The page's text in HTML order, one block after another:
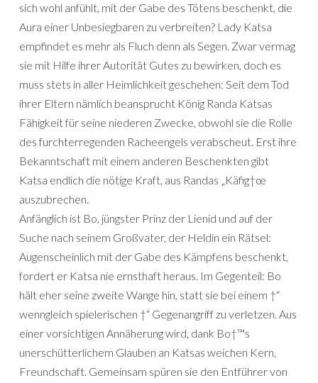
sich wohl anfühlt, mit der Gabe des Tötens beschenkt, die
Aura einer Unbesiegbaren zu verbreiten? Lady Katsa
empfindet es mehr als Fluch denn als Segen. Zwar vermag
sie mit Hilfe ihrer Autorität Gutes zu bewirken, doch es
muss stets in aller Heimlichkeit geschehen: Seit dem Tod
ihrer Eltern nämlich beansprucht König Randa Katsas
Fähigkeit für seine niederen Zwecke, obwohl sie die Rolle
des furchterregenden Racheengels verabscheut. Erst ihre
Bekanntschaft mit einem anderen Beschenkten gibt
Katsa endlich die nötige Kraft, aus Randas „Käfig†œ
auszubrechen.
Anfänglich ist Bo, jüngster Prinz der Lienid und auf der
Suche nach seinem Großvater, der Heldin ein Rätsel:
Augenscheinlich mit der Gabe des Kämpfens beschenkt,
fordert er Katsa nie ernsthaft heraus. Im Gegenteil: Bo
hält eher seine zweite Wange hin, statt sie bei einem †“
wenngleich spielerischen †“ Gegenangriff zu verletzen. Aus
einer vorsichtigen Annäherung wird, dank Bo†™s
unerschütterlichem Glauben an Katsas weichen Kern,
Freundschaft. Gemeinsam spüren sie den Entführer von